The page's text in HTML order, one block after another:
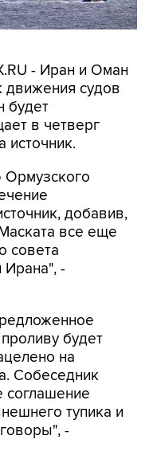
- Иран и Оман
движения судов
будет
в четверг
источник.
добавив,
все еще
совета
Ирана", -
будет
на
Собеседник
соглашение
тупика и
-